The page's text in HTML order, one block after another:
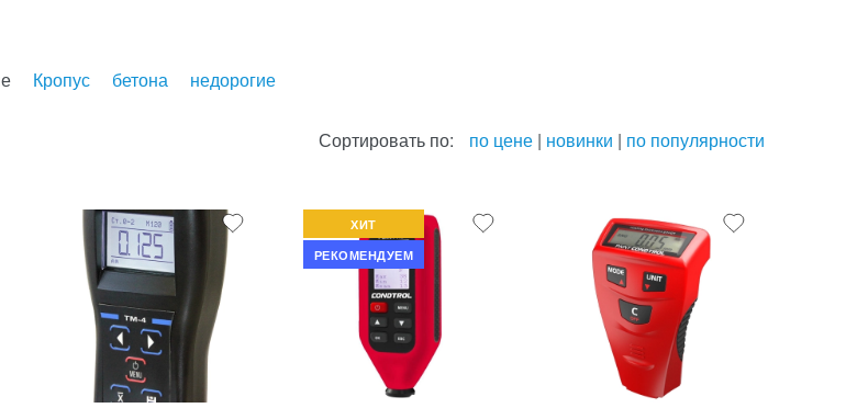
Кропус бетона недорогие
Сортировать по: по цене | новинки | по популярности
ХИТ
РЕКОМЕНДУЕМ